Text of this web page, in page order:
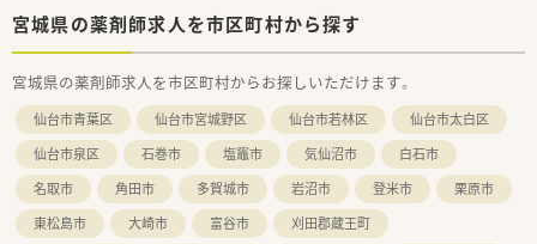
■コミュニケーション能力に長けており、周囲と円滑な人間関係
【法人特徴について】
■東北および関東エリアを中心として、広範なネットワークで多
数の調剤薬局チェーンを店舗展開しています。
■クリニックの門前薬局や在宅専門薬局などをメインに出店し、
居宅や施設など幅広い在宅医療に対応しています。
■今後の業界を見据えて薬局ビジョンに沿った運営を行い、調剤
の機械化やシステム導入にも積極的な企業です。
宮城県の薬剤師求人を市区町村から探す
宮城県の薬剤師求人を市区町村からお探しいただけます。
仙台市青葉区 仙台市宮城野区 仙台市若林区
仙台市太白区
仙台市泉区
石巻市 塩竈市 気仙沼市
白石市
名取市
角田市 多賀城市 岩沼市 登米市
栗原市
東松島市
大崎市 富谷市
刈田郡蔵王町